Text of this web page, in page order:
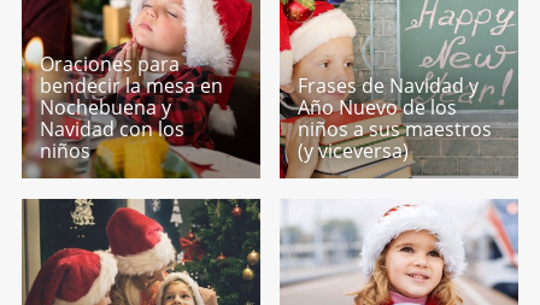
Oraciones para
bendecir la mesa en
Nochebuena y
Navidad con los
niños
Frases de Navidad y
Año Nuevo de los
niños a sus maestros
(y viceversa)